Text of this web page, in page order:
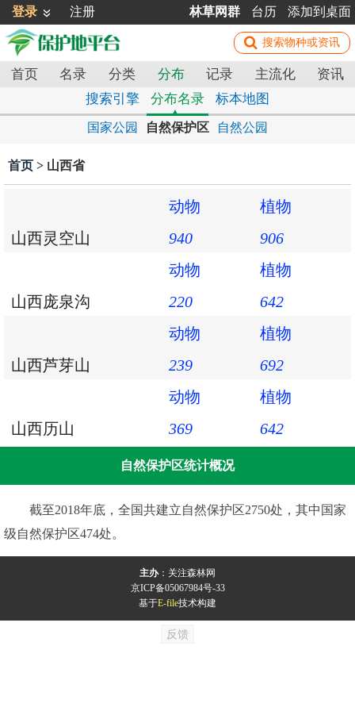
登录 注册 林草网群 台历 添加到桌面
首页 名录 分类 分布 记录 主流化
资讯
搜索引擎
分布名录
国家公园 自然保护区 自然公园
标本地图
首页 > 山西省
山西灵空山
动物
940
植物
906
山西庞泉沟
动物
220
植物
642
山西芦芽山
动物
239
植物
692
山西历山
动物
369
植物
642
自然保护区统计概况
截至2018年底，全国共建立自然保护区2750处，其中国家
级自然保护区474处。
主办： 关注森林网
京ICP备05067984号-33
基于E-file技术构建
反馈